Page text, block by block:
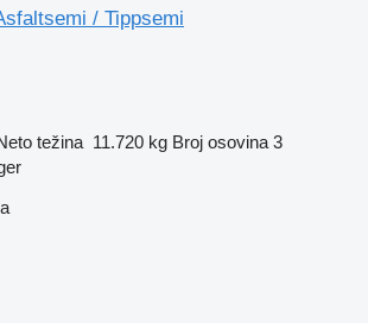
/ Tippsemi
težina 11.720 kg Broj osovina 3